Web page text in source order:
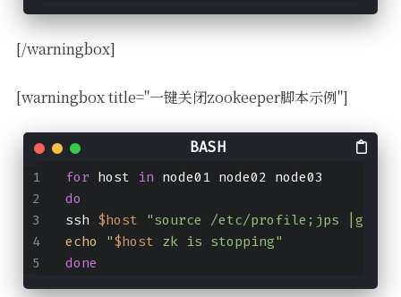
[/warningbox]
[warningbox title="一键关闭zookeeper脚本示例"]
for host in node01 node02 node03
do
ssh $host "source /etc/profile;jps |grep
echo
"$host zk is stopping"
done